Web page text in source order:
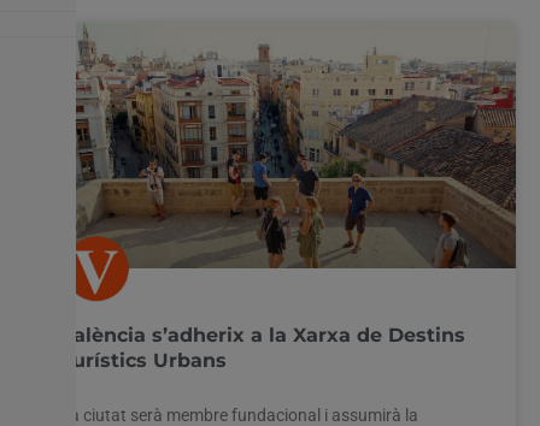
València s’adherix a la Xarxa de Destins
Turístics Urbans
La ciutat serà membre fundacional i assumirà la